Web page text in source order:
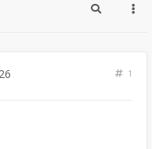
1